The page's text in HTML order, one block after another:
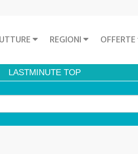
REGIONI OFFERTE
LASTMINUTE TOP